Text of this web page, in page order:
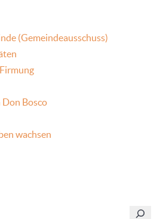
(Gemeindeausschuss)
Bosco
wachsen
Suchen